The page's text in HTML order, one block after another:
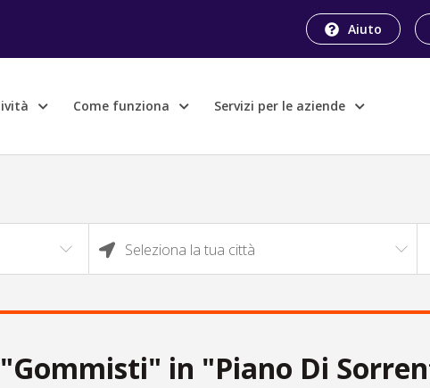
Aiuto
Come funziona Servizi per le aziende
Seleziona la tua città
in "Piano Di